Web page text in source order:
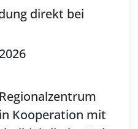
direkt bei
Kooperation mit